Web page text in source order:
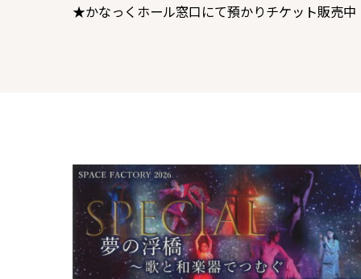
★かなっくホール窓口にて預かりチケット販売中